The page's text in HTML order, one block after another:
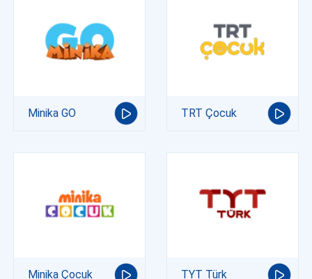
Minika GO TRT Çocuk
Minika Çocuk TYT Türk